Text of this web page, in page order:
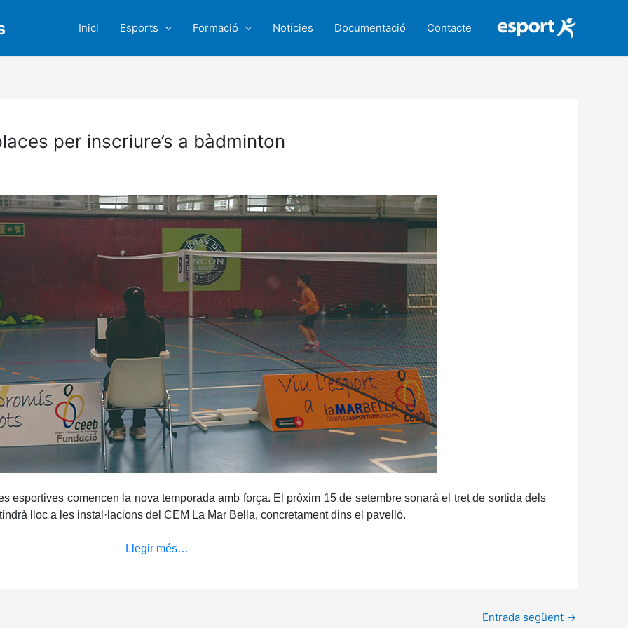
Inici Esports Formació Notícies Documentació Contacte
per inscriure’s a bàdminton
esportives comencen la nova temporada amb força. El pròxim 15 de setembre sonarà el tret de sortida dels
lloc a les instal·lacions del CEM La Mar Bella, concretament dins el pavelló.
Llegir més…
Entrada següent →